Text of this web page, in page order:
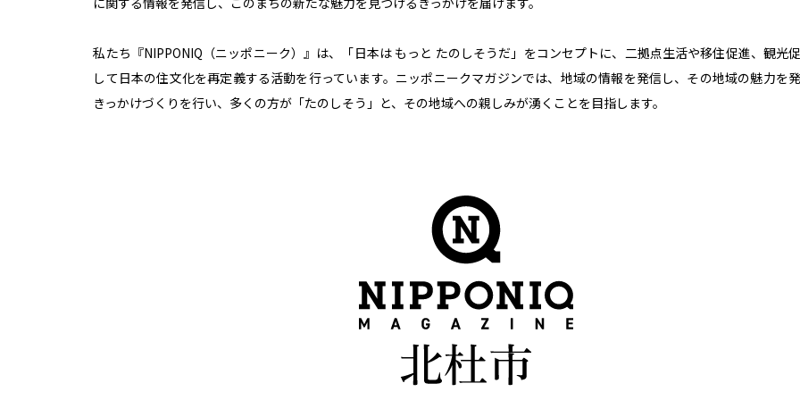
私たち『NIPPONIQ（ニッポニーク）』は、「日本は もっと たのしそうだ」をコンセプトに、二拠点生活や移住促進、観光
して日本の住文化を再定義する活動を行っています。ニッポニークマガジンでは、地域の情報を発信し、その地域の魅力を
きっかけづくりを行い、多くの方が「たのしそう」と、その地域への親しみが湧くことを目指します。